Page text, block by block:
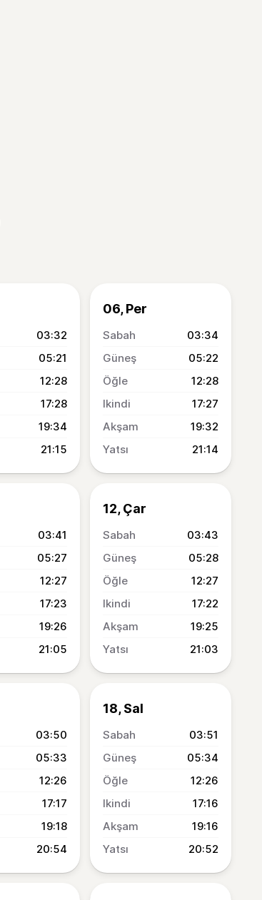
03:32
05:21
12:28
17:28
19:34
21:15
06, Per
03:34
05:22
12:28
17:27
19:32
21:14
03:41
05:27
12:27
17:23
19:26
21:05
12, Çar
03:43
05:28
12:27
17:22
19:25
21:03
03:50
05:33
12:26
17:17
19:18
20:54
18, Sal
03:51
05:34
12:26
17:16
19:16
20:52